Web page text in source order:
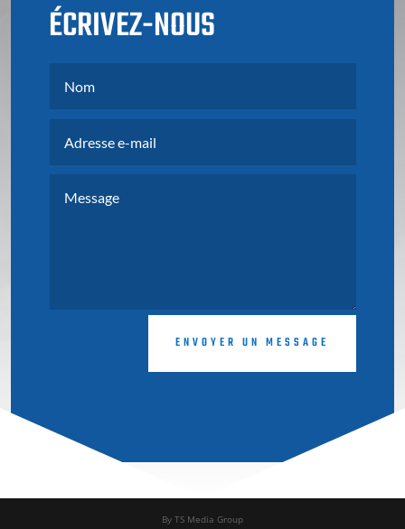
ÉCRIVEZ-NOUS
ENVOYER UN MESSAGE
By TS Media Group